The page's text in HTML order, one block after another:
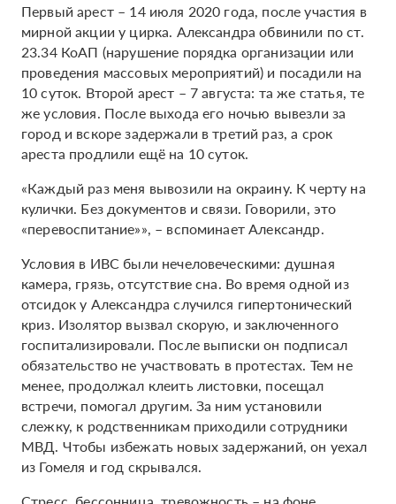
Первый арест – 14 июля 2020 года, после участия в
мирной акции у цирка. Александра обвинили по ст.
23.34 КоАП (нарушение порядка организации или
проведения массовых мероприятий) и посадили на
10 суток. Второй арест – 7 августа: та же статья, те
же условия. После выхода его ночью вывезли за
город и вскоре задержали в третий раз, а срок
ареста продлили ещё на 10 суток.
«Каждый раз меня вывозили на окраину. К черту на
кулички. Без документов и связи. Говорили, это
«перевоспитание»», – вспоминает Александр.
Условия в ИВС были нечеловеческими: душная
камера, грязь, отсутствие сна. Во время одной из
отсидок у Александра случился гипертонический
криз. Изолятор вызвал скорую, и заключенного
госпитализировали. После выписки он подписал
обязательство не участвовать в протестах. Тем не
менее, продолжал клеить листовки, посещал
встречи, помогал другим. За ним установили
слежку, к родственникам приходили сотрудники
МВД. Чтобы избежать новых задержаний, он уехал
из Гомеля и год скрывался.